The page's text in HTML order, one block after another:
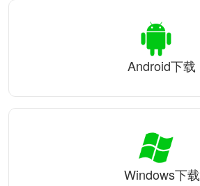
Android下载
Windows下载